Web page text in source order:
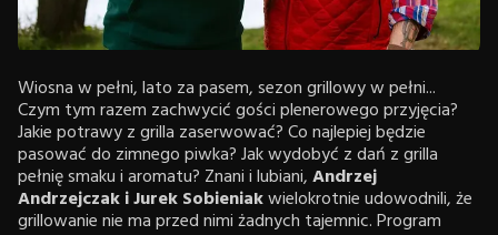
Wiosna w pełni, lato za pasem, sezon grillowy w pełni...
Czym tym razem zachwycić gości plenerowego przyjęcia?
Jakie potrawy z grilla zaserwować? Co najlepiej będzie
pasować do zimnego piwka? Jak wydobyć z dań z grilla
pełnię smaku i aromatu? Znani i lubiani,Andrzej
Andrzejczak i Jurek Sobieniakwielokrotnie udowodnili, że
grillowanie nie ma przed nimi żadnych tajemnic. Program